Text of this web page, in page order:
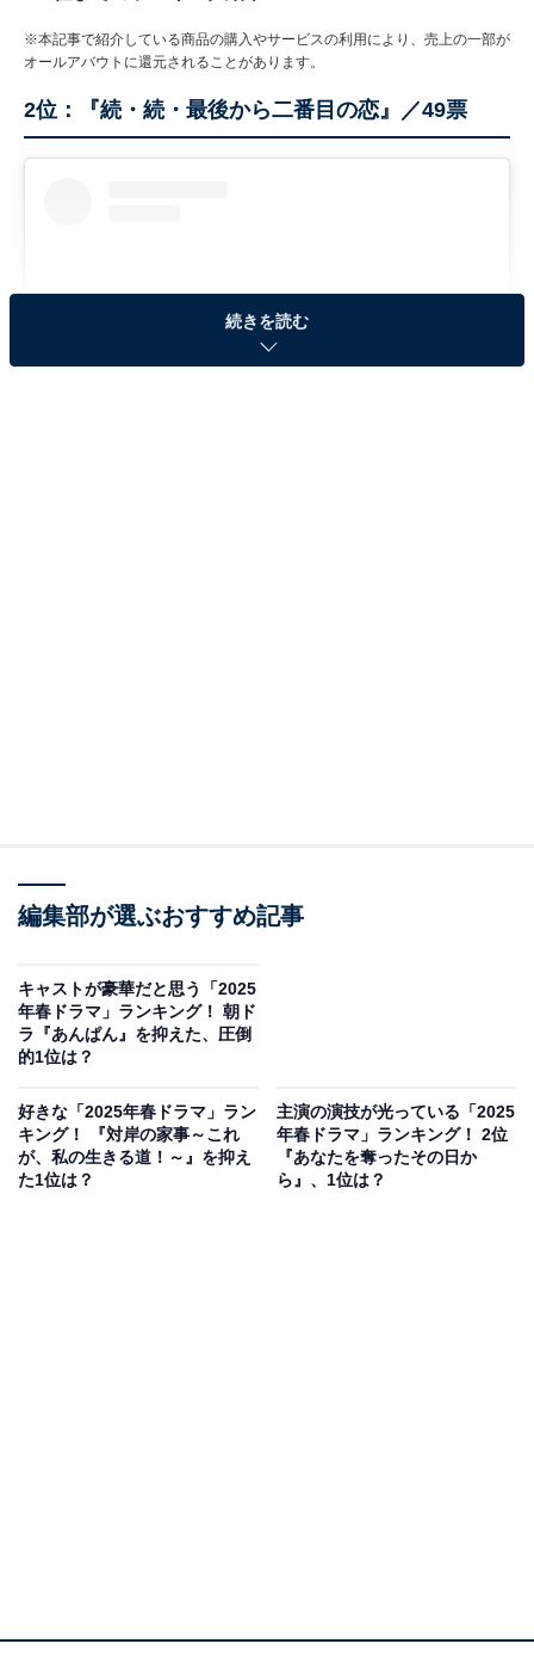
※本記事で紹介している商品の購入やサービスの利用により、売上の一部が
オールアバウトに還元されることがあります。
2位：『続・続・最後から二番目の恋』／49票
（フジテレビ系）でした。同ドラマは、2012年に放送さ
れた『最後から二番目の恋』から続くドラマシリーズ。
シリーズを通じて、小泉今日子さんと中井貴一さんがダ
ブル主演を担当。鎌倉を舞台にしたロマンチック＆ホー
いるドラマです。小泉さん演じる吉野千明と、中井さん
演じる長倉和平が繰り出す漫才のような掛け合いが魅
力。年齢を重ねた2人が、予期せぬ出会いを経験しなが
続きを読む
編集部が選ぶおすすめ記事
キャストが豪華だと思う「2025
年春ドラマ」ランキング！ 朝ド
ラ『あんぱん』を抑えた、圧倒
的1位は？
好きな「2025年春ドラマ」ラン
キング！ 『対岸の家事～これ
が、私の生きる道！～』を抑え
た1位は？
主演の演技が光っている「2025
年春ドラマ」ランキング！ 2位
『あなたを奪ったその日か
ら』、1位は？